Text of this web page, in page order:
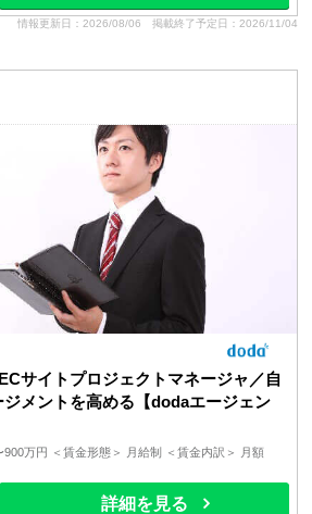
情報更新日：2026/08/06 掲載終了予定日：2026/11/04
サイトプロジェクトマネージャ／自
メントを高める【dodaエージェン
900万円 ＜賃金形態＞ 月給制 ＜賃金内訳＞ 月額
円 固定残業手当/...
詳細を見る